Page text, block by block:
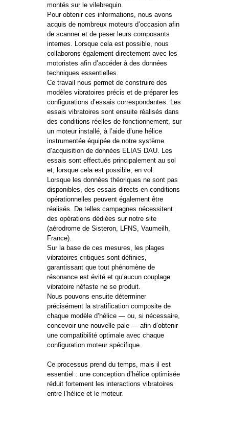
montés sur le vilebrequin.
Pour obtenir ces informations, nous avons
acquis de nombreux moteurs d’occasion afin
de scanner et de peser leurs composants
internes. Lorsque cela est possible, nous
collaborons également directement avec les
motoristes afin d’accéder à des données
techniques essentielles.
Ce travail nous permet de construire des
modèles vibratoires précis et de préparer les
configurations d’essais correspondantes. Les
essais vibratoires sont ensuite réalisés dans
des conditions réelles de fonctionnement, sur
un moteur installé, à l’aide d’une hélice
instrumentée équipée de notre système
d’acquisition de données ELIAS DAU. Les
essais sont effectués principalement au sol
et, lorsque cela est possible, en vol.
Lorsque les données théoriques ne sont pas
disponibles, des essais directs en conditions
opérationnelles peuvent également être
réalisés. De telles campagnes nécessitent
des opérations dédiées sur notre site
(aérodrome de Sisteron, LFNS, Vaumeilh,
France).
Sur la base de ces mesures, les plages
vibratoires critiques sont définies,
garantissant que tout phénomène de
résonance est évité et qu’aucun couplage
vibratoire néfaste ne se produit.
Nous pouvons ensuite déterminer
précisément la stratification composite de
chaque modèle d’hélice — ou, si nécessaire,
concevoir une nouvelle pale — afin d’obtenir
une compatibilité optimale avec chaque
configuration moteur spécifique.
Ce processus prend du temps, mais il est
essentiel : une conception d’hélice optimisée
réduit fortement les interactions vibratoires
entre l’hélice et le moteur.